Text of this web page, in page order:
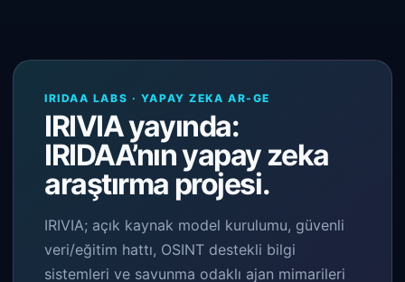
IRIDAA LABS · YAPAY ZEKA AR-GE
IRIVIA yayında:
IRIDAA’nın yapay zeka
araştırma projesi.
IRIVIA; açık kaynak model kurulumu, güvenli
veri/eğitim hattı, OSINT destekli bilgi
sistemleri ve savunma odaklı ajan mimarileri